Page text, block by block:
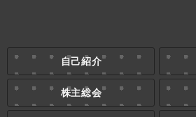
自己紹介
株主総会